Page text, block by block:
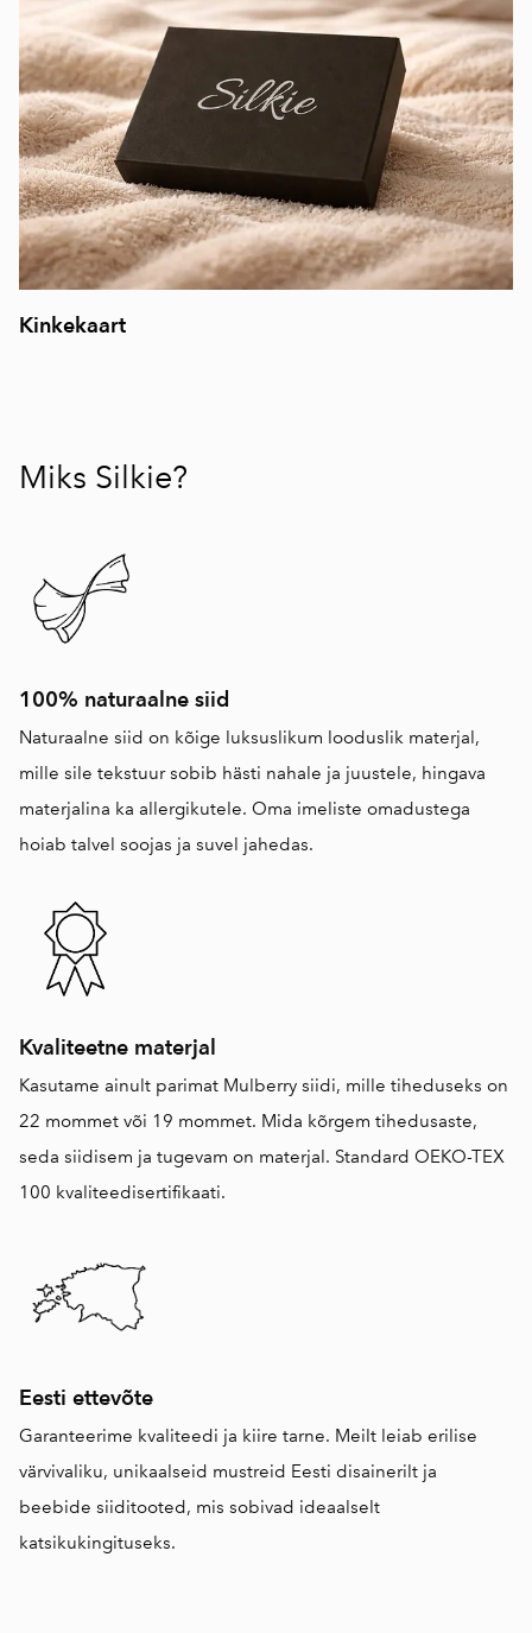
Kinkekaart
Miks Silkie?
100% naturaalne siid
Naturaalne siid on kõige luksuslikum looduslik materjal,
mille sile tekstuur sobib hästi nahale ja juustele, hingava
materjalina ka allergikutele. Oma imeliste omadustega
hoiab talvel soojas ja suvel jahedas.
Kvaliteetne materjal
Kasutame ainult parimat Mulberry siidi, mille tiheduseks on
22 mommet või 19 mommet. Mida kõrgem tihedusaste,
seda siidisem ja tugevam on materjal. Standard OEKO-TEX
100 kvaliteedisertifikaati.
Eesti ettevõte
Garanteerime kvaliteedi ja kiire tarne. Meilt leiab erilise
värvivaliku, unikaalseid mustreid Eesti disainerilt ja
beebide siiditooted, mis sobivad ideaalselt
katsikukingituseks.